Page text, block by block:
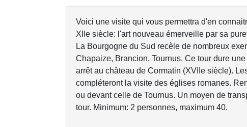
Voici une visite qui vous permettra d'en
XIIe siècle: l'art nouveau émerveille par sa
La Bourgogne du Sud recèle de nombreux
Chapaize, Brancion, Tournus. Ce tour dure
arrêt au château de Cormatin (XVIIe siècle).
compléteront la visite des églises romanes.
ou devant celle de Tournus. Un moyen de
tour. Minimum: 2 personnes, maximum 40.